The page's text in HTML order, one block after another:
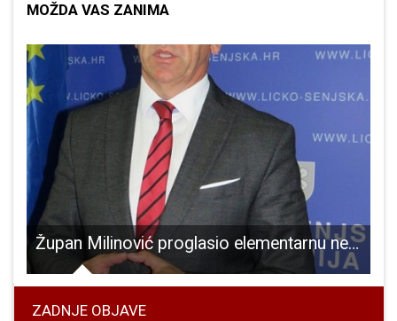
MOŽDA VAS ZANIMA
Župan Milinović proglasio elementarnu nepogodu tuča za područje općine Plitvička Jezera
ZADNJE OBJAVE